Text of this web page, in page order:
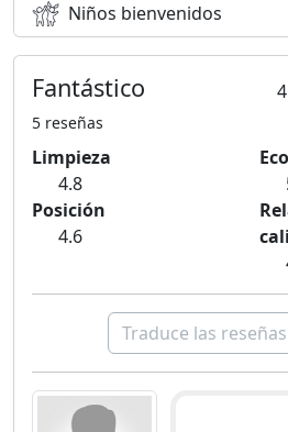
Niños bienvenidos
Fantástico
5 reseñas
Limpieza
4.8
Posición
4.6
Traduce las